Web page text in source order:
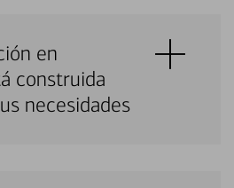
en
construida
necesidades